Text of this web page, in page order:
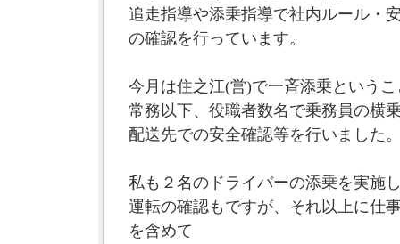
追走指導や添乗指導で社内ルール・
の確認を行っています。
今月は住之江(営)で一斉添乗というこ
常務以下、役職者数名で乗務員の横
配送先での安全確認等を行いました
私も２名のドライバーの添乗を実施
運転の確認もですが、それ以上に仕
を含めて